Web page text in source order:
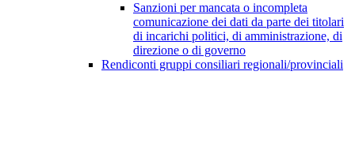
Sanzioni per mancata o incompleta
comunicazione dei dati da parte dei titolari
di incarichi politici, di amministrazione, di
direzione o di governo
Rendiconti gruppi consiliari regionali/provinciali